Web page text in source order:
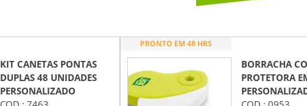
KIT CANETAS PONTAS
DUPLAS 48 UNIDADES
PERSONALIZADO
PRONTO EM 48 HRS
BORRACHA
PROTETORA